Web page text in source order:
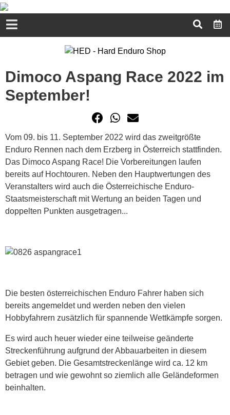
Dimoco Aspang Race 2022 im
September!
Vom 09. bis 11. September 2022 wird das zweitgrößte
Enduro Rennen nach dem Erzberg in Österreich stattfinden.
Das Dimoco Aspang Race! Die Vorbereitungen laufen
bereits auf Hochtouren. Neben den Hauptwertungen des
Veranstalters wird auch die Österreichische Enduro-
Staatsmeisterschaft mit Wertung an beiden Tagen und
doppelten Punkten ausgetragen...
Die besten österreichischen Enduro Fahrer haben sich
bereits angemeldet und werden neben den vielen
Hobbyfahrern zusätzlich für spannende Wettkämpfe sorgen.
Es wird auch heuer wieder eine teilweise geänderte
Streckenführung aufgrund der Abbauarbeiten in diesem
Gebiet geben. Die Gesamtstreckenlänge wird ca. 12 km
betragen und wie gewohnt so ziemlich alle Geländeformen
beinhalten.